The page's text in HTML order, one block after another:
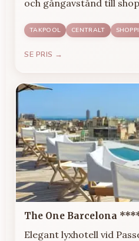
och gångavstånd till
TAKPOOL CENTRALT
SE PRIS →
The One Barcelona
Elegant lyxhotell vid